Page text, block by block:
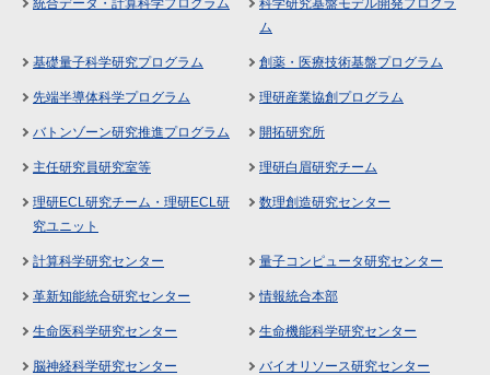
ム
基礎量子科学研究プログラム 創薬・医療技術基盤プログラム
先端半導体科学プログラム 理研産業協創プログラム
バトンゾーン研究推進プログラム 開拓研究所
主任研究員研究室等 理研白眉研究チーム
理研ECL研究チーム・理研ECL研
究ユニット
数理創造研究センター
計算科学研究センター 量子コンピュータ研究センター
革新知能統合研究センター 情報統合本部
生命医科学研究センター 生命機能科学研究センター
脳神経科学研究センター バイオリソース研究センター